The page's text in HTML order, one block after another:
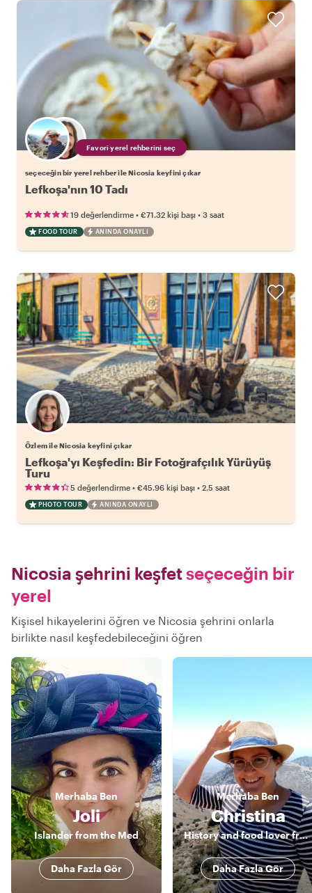
Favori yerel rehberini seç
seçeceğin bir yerel rehber ile Nicosia keyfini çıkar
Lefkoşa'nın 10 Tadı
19 değerlendirme • €71.32 kişi başı • 3 saat
FOOD TOUR ANINDA ONAYLI
Özlem ile Nicosia keyfini çıkar
Lefkoşa'yı Keşfedin: Bir Fotoğrafçılık Yürüyüş
Turu
5 değerlendirme • €45.96 kişi başı • 2.5 saat
PHOTO TOUR ANINDA ONAYLI
Nicosia şehrini keşfetseçeceğin bir
yerel
Kişisel hikayelerini öğren ve Nicosia şehrini onlarla
birlikte nasıl keşfedebileceğini öğren
Merhaba Ben
Joli
Islander from the Med
Daha Fazla Gör
Merhaba Ben
Christina
History and food lover from Cyprus
Daha Fazla Gör